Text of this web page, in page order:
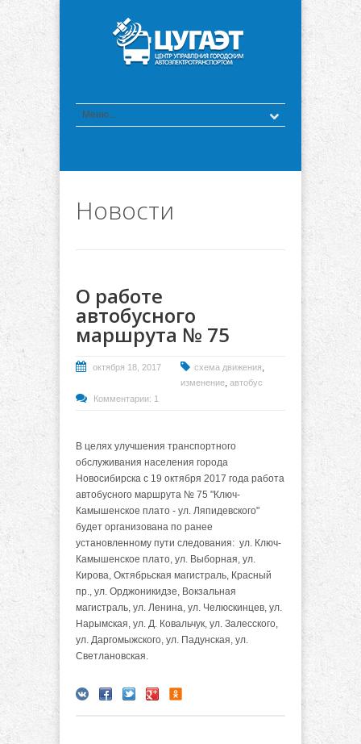
Новости
О работе
автобусного
маршрута № 75
октября 18, 2017 схема движения,
изменение, автобус
Комментарии: 1
В целях улучшения транспортного
обслуживания населения города
Новосибирска с 19 октября 2017 года работа
автобусного маршрута № 75 "Ключ-
Камышенское плато - ул. Ляпидевского"
будет организована по ранее
установленному пути следования: ул. Ключ-
Камышенское плато, ул. Выборная, ул.
Кирова, Октябрьская магистраль, Красный
пр., ул. Орджоникидзе, Вокзальная
магистраль, ул. Ленина, ул. Челюскинцев, ул.
Нарымская, ул. Д. Ковальчук, ул. Залесского,
ул. Даргомыжского, ул. Падунская, ул.
Светлановская.